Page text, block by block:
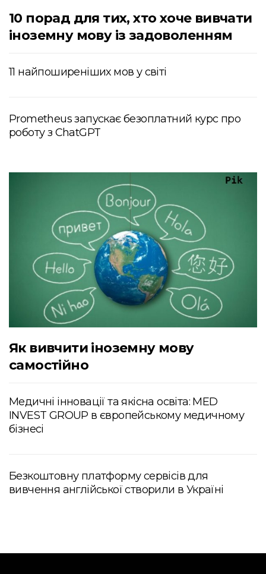
10 порад для тих, хто хоче вивчати
іноземну мову із задоволенням
11 найпоширеніших мов у світі
Prometheus запускає безоплатний курс про
роботу з ChatGPT
Як вивчити іноземну мову
самостійно
Медичні інновації та якісна освіта: MED
INVEST GROUP в європейському медичному
бізнесі
Безкоштовну платформу сервісів для
вивчення англійської створили в Україні